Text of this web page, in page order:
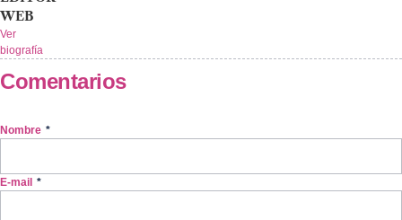
WEB
Ver
biografía
Comentarios
Nombre *
E-mail *